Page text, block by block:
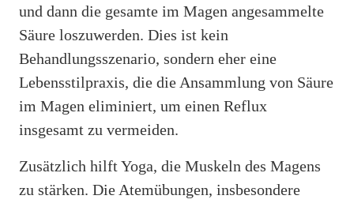
und dann die gesamte im Magen angesammelte
Säure loszuwerden. Dies ist kein
Behandlungsszenario, sondern eher eine
Lebensstilpraxis, die die Ansammlung von Säure
im Magen eliminiert, um einen Reflux
insgesamt zu vermeiden.
Zusätzlich hilft Yoga, die Muskeln des Magens
zu stärken. Die Atemübungen, insbesondere